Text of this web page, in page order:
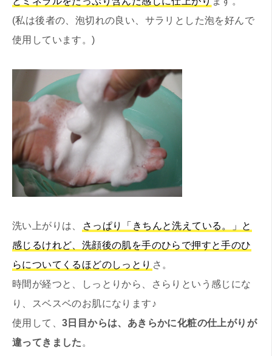
(私は後者の、泡切れの良い、サラリとした泡を好んで
使用しています。)
洗い上がりは、
さっぱり「きちんと洗えている。」と
感じるけれど、洗顔後の肌を手のひらで押すと手のひ
らについてくるほどのしっとり さ。
時間が経つと、しっとりから、さらりという感じにな
り、スベスベのお肌になります♪
使用して、 3日目からは、あきらかに化粧の仕上がりが
違ってきました 。